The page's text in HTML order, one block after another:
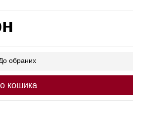
обраних
кошика